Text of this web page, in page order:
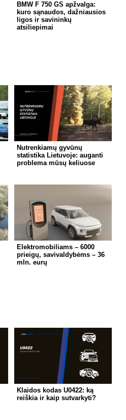
BMW F 750 GS apžvalga:
kuro sąnaudos, dažniausios
ligos ir savininkų
atsiliepimai
Nutrenkiamų gyvūnų
statistika Lietuvoje: auganti
problema mūsų keliuose
Elektromobiliams – 6000
prieigų, savivaldybėms – 36
mln. eurų
Klaidos kodas U0422: ką
reiškia ir kaip sutvarkyti?